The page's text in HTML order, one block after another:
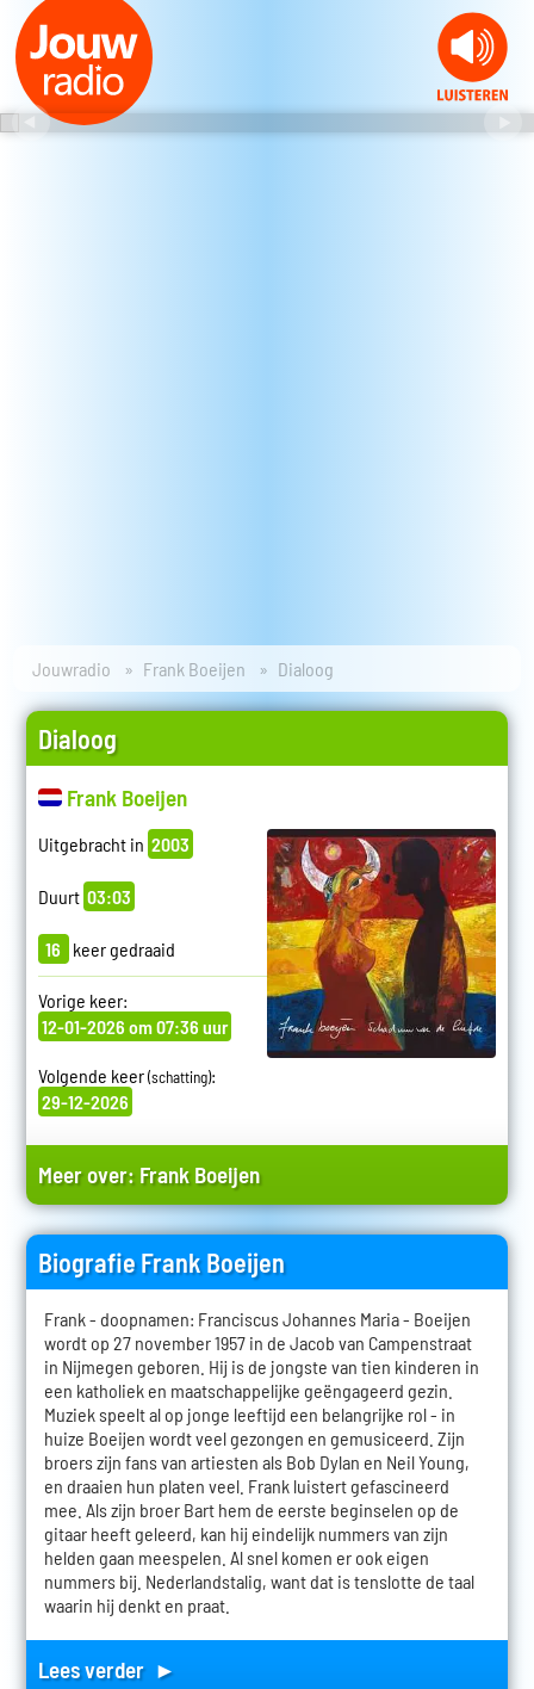
Jouwradio Frank Boeijen Dialoog
Dialoog
Frank Boeijen
Uitgebracht in 2003
Duurt 03:03
16 keer gedraaid
Vorige keer:
12-01-2026 om 07:36 uur
Volgende keer(schatting):
29-12-2026
Meer over: Frank Boeijen
Biografie Frank Boeijen
Frank - doopnamen: Franciscus Johannes Maria - Boeijen
wordt op 27 november 1957 in de Jacob van Campenstraat
in Nijmegen geboren. Hij is de jongste van tien kinderen in
een katholiek en maatschappelijke geëngageerd gezin.
Muziek speelt al op jonge leeftijd een belangrijke rol - in
huize Boeijen wordt veel gezongen en gemusiceerd. Zijn
broers zijn fans van artiesten als Bob Dylan en Neil Young,
en draaien hun platen veel. Frank luistert gefascineerd
mee. Als zijn broer Bart hem de eerste beginselen op de
gitaar heeft geleerd, kan hij eindelijk nummers van zijn
helden gaan meespelen. Al snel komen er ook eigen
nummers bij. Nederlandstalig, want dat is tenslotte de taal
waarin hij denkt en praat.
Lees verder ►